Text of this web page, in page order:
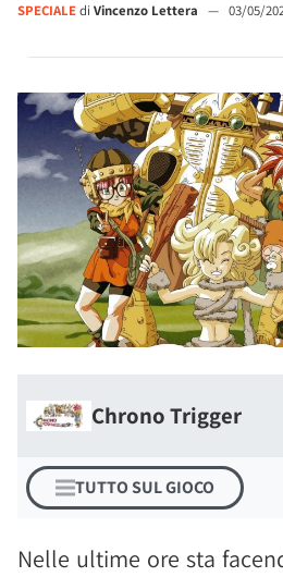
SPECIALEdi Vincenzo Lettera — 03/05/
Chrono Trigger
TUTTO SUL GIOCO
Nelle ultime ore sta